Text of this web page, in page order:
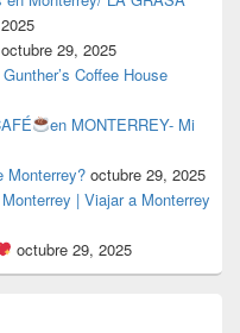
octubre 29, 2025
Coffee House
en MONTERREY- Mi
Monterrey? octubre 29, 2025
| Viajar a Monterrey
octubre 29, 2025